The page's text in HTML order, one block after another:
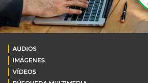
AUDIOS
IMÁGENES
VÍDEOS